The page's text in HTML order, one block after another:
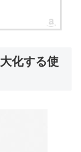
化する使